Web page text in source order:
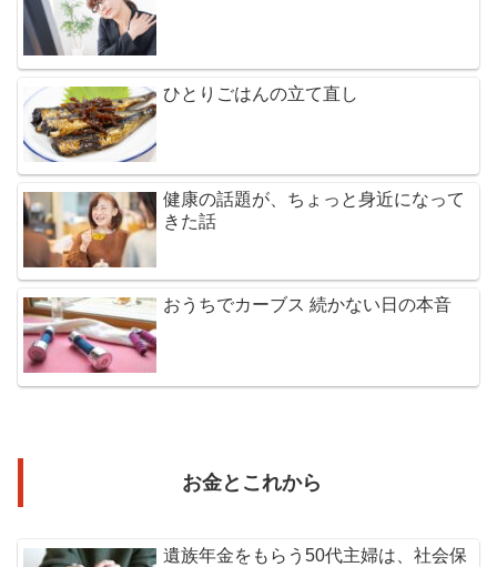
ひとりごはんの立て直し
健康の話題が、ちょっと身近になって
きた話
おうちでカーブス 続かない日の本音
お金とこれから
遺族年金をもらう50代主婦は、社会保